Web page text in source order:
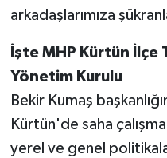
arkadaşlarımıza
İşte MHP Kürtün İlçe
Yönetim Kurulu
Bekir Kumaş
Kürtün'de saha
yerel ve genel